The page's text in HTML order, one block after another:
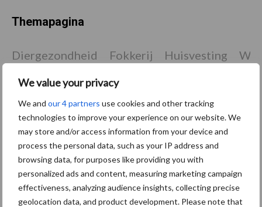
We value your privacy
We and our 4 partners use cookies and other tracking
technologies to improve your experience on our website. We
may store and/or access information from your device and
process the personal data, such as your IP address and
browsing data, for purposes like providing you with
personalized ads and content, measuring marketing campaign
effectiveness, analyzing audience insights, collecting precise
geolocation data, and product development. Please note that
Themapagina
Diergezondheid Fokkerij Huisvesting
Beren Bigvitaliteit
Toon meer